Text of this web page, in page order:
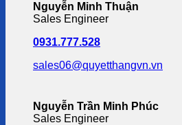
Nguyễn Minh Thuận
Sales Engineer
0931.777.528
sales06@quyetthangvn.vn
Nguyễn Trần Minh Phúc
Sales Engineer